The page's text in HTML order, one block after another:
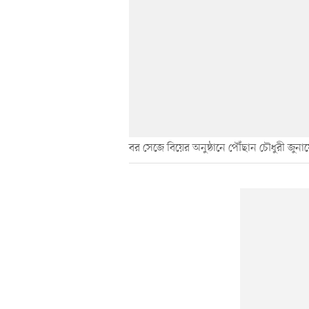
বর সেজে বিয়ের অনুষ্ঠানে পৌঁছান চৌধুরী